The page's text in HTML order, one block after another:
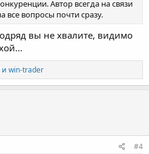
Автор всегда на связи
все вопросы почти сразу.
вы не хвалите, видимо
и win-trader
#4